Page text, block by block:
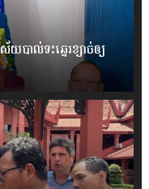
យបាល់ទះឆ្នេរខ្សាច់ឲ្យ